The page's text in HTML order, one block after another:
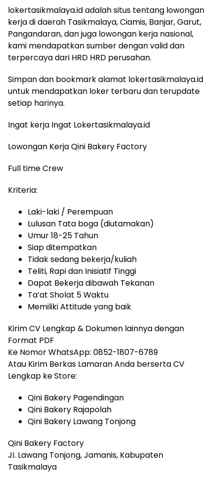
lokertasikmalaya.id adalah situs tentang lowongan
kerja di daerah Tasikmalaya, Ciamis, Banjar, Garut,
Pangandaran, dan juga lowongan kerja nasional,
kami mendapatkan sumber dengan valid dan
terpercaya dari HRD HRD perusahan.
Simpan dan bookmark alamat lokertasikmalaya.id
untuk mendapatkan loker terbaru dan terupdate
setiap harinya.
Ingat kerja Ingat Lokertasikmalaya.id
Lowongan Kerja Qini Bakery Factory
Full time Crew
Kriteria:
Laki-laki / Perempuan
Lulusan Tata boga (diutamakan)
Umur 18-25 Tahun
Siap ditempatkan
Tidak sedang bekerja/kuliah
Teliti, Rapi dan Inisiatif Tinggi
Dapat Bekerja dibawah Tekanan
Ta’at Sholat 5 Waktu
Memiliki Attitude yang baik
Kirim CV Lengkap & Dokumen lainnya dengan
Format PDF
Ke Nomor WhatsApp: 0852-1807-6789
Atau Kirim Berkas Lamaran Anda berserta CV
Lengkap ke Store:
Qini Bakery Pagendingan
Qini Bakery Rajapolah
Qini Bakery Lawang Tonjong
Qini Bakery Factory
JI. Lawang Tonjong, Jamanis, Kabupaten
Tasikmalaya